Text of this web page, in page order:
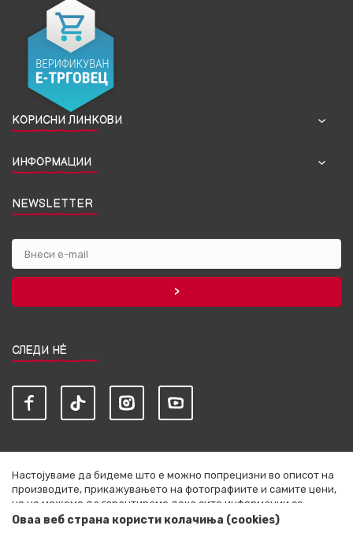
КОРИСНИ ЛИНКОВИ
ИНФОРМАЦИИ
NEWSLETTER
СЛЕДИ НЀ
Настојуваме да бидеме што е можно попрецизни во описот на
производите, прикажувањето на фотографиите и самите цени,
но не можеме да гарантираме дека сите информации се
комплетни и без грешки. Сите артикли прикажани на сајтот се
Оваа веб страна користи колачиња (cookies)